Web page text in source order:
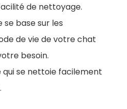
de nettoyage.
se base sur les
de vie de votre chat
besoin.
se nettoie facilement